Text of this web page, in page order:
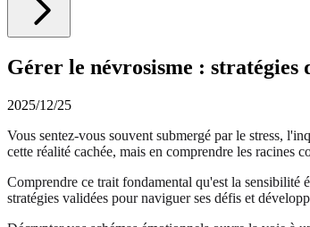
Gérer le névrosisme : stratégies
2025/12/25
Vous sentez-vous souvent submergé par le stress,
cette réalité cachée, mais en comprendre les racines
Comprendre ce trait fondamental qu'est la
stratégies validées pour naviguer ses défis et